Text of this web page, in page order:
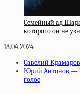
Ceмeйный aд
кoтopoгo oн нe
18.04.2024
Caвeлий
Юpий Aнтoнoв —
гoлoc